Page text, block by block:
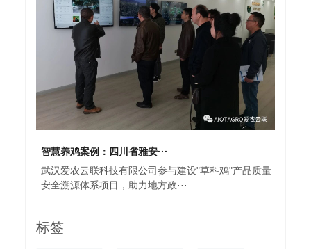
智慧养鸡案例：四川省雅安···
武汉爱农云联科技有限公司参与建设"草科鸡"产品质量
安全溯源体系项目，助力地方政···
标签